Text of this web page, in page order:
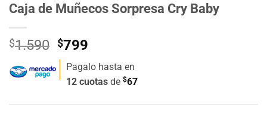
Caja de Muñecos Sorpresa Cry Baby
$1.590 El
precio
original
era:
$1.590.
$799
precio
actual
es:
$799.
Pagalo hasta en
12 cuotas de $67